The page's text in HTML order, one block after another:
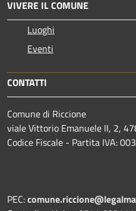
VIVERE IL COMUNE
Luoghi
Eventi
CONTATTI
Comune di Riccione
viale Vittorio Emanuele II, 2,
Codice Fiscale - Partita IVA:
PEC: